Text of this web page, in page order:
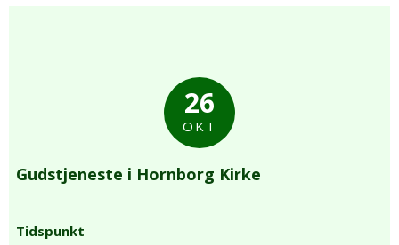
26
OKT
Gudstjeneste i Hornborg Kirke
Tidspunkt